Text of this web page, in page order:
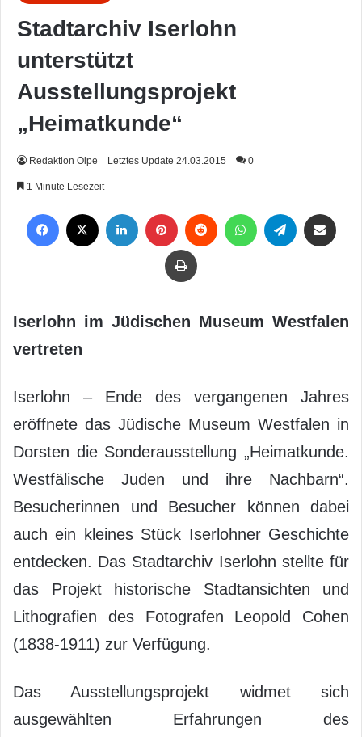
Stadtarchiv Iserlohn
unterstützt
Ausstellungsprojekt
„Heimatkunde“
Redaktion Olpe Letztes Update 24.03.2015 0
1 Minute Lesezeit
Drucken
Iserlohn im Jüdischen Museum Westfalen
vertreten
Iserlohn – Ende des vergangenen Jahres
eröffnete das Jüdische Museum Westfalen in
Dorsten die Sonderausstellung „Heimatkunde.
Westfälische Juden und ihre Nachbarn“.
Besucherinnen und Besucher können dabei
auch ein kleines Stück Iserlohner Geschichte
entdecken. Das Stadtarchiv Iserlohn stellte für
das Projekt historische Stadtansichten und
Lithografien des Fotografen Leopold Cohen
(1838-1911) zur Verfügung.
Das Ausstellungsprojekt widmet sich
ausgewählten Erfahrungen des